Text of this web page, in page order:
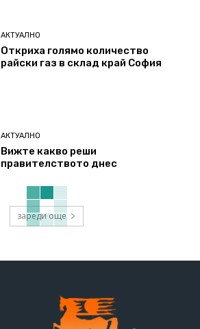
АКТУАЛНО
Откриха голямо количество
райски газ в склад край София
АКТУАЛНО
Вижте какво реши
правителството днес
зареди още